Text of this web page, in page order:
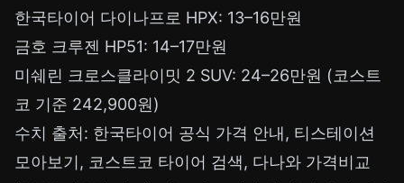
한국타이어 다이나프로 HPX: 13–16만원
금호 크루젠 HP51: 14–17만원
미쉐린 크로스클라이밋 2 SUV: 24–26만원 (코스트
코 기준 242,900원)
수치 출처: 한국타이어 공식 가격 안내, 티스테이션
모아보기, 코스트코 타이어 검색, 다나와 가격비교